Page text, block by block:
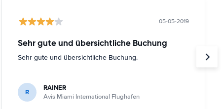
05-05-2019
Sehr gute und übersichtliche Buchung
Sehr gute und übersichtliche Buchung.
R RAINER
Avis Miami International Flughafen